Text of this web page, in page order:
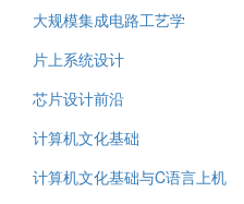
大规模集成电路工艺学
片上系统设计
芯片设计前沿
计算机文化基础
计算机文化基础与C语言上机